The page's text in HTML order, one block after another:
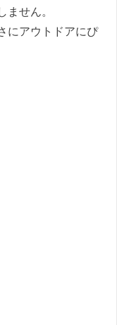
ません。
にアウトドアにぴ